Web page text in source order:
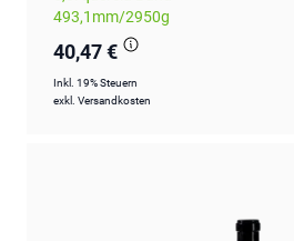
493,1mm/2950g
40,47 €
Inkl. 19% Steuern
exkl. Versandkosten